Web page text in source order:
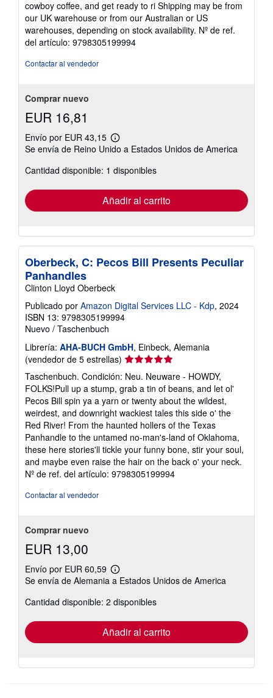
cowboy coffee, and get ready to ri Shipping may be from
our UK warehouse or from our Australian or US
warehouses, depending on stock availability. Nº de ref.
del artículo: 9798305199994
Contactar al vendedor
Comprar nuevo
EUR 16,81
Envío por EUR 43,15
Más
información
las
tarifas
envío
Se envía de Reino Unido a Estados Unidos de America
Cantidad disponible: 1 disponibles
Añadir al carrito
Oberbeck, C: Pecos Bill Presents Peculiar
Panhandles
Clinton Lloyd Oberbeck
Publicado por Amazon Digital Services LLC - Kdp, 2024
ISBN 13: 9798305199994
Nuevo / Taschenbuch
Librería: AHA-BUCH GmbH, Einbeck, Alemania
(vendedor de 5 estrellas) Calificación
del
vendedor:
5
de
5
estrellas
Taschenbuch. Condición: Neu. Neuware - HOWDY,
FOLKS!Pull up a stump, grab a tin of beans, and let ol'
Pecos Bill spin ya a yarn or twenty about the wildest,
weirdest, and downright wackiest tales this side o' the
Red River! From the haunted hollers of the Texas
Panhandle to the untamed no-man's-land of Oklahoma,
these here stories'll tickle your funny bone, stir your soul,
and maybe even raise the hair on the back o' your neck.
Nº de ref. del artículo: 9798305199994
Contactar al vendedor
Comprar nuevo
EUR 13,00
Envío por EUR 60,59
Más
información
las
tarifas
envío
Se envía de Alemania a Estados Unidos de America
Cantidad disponible: 2 disponibles
Añadir al carrito